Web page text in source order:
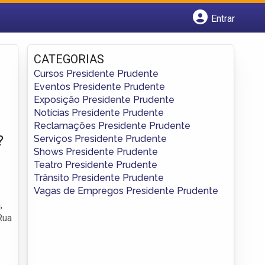
Entrar
Fazer login
Criar conta
CATEGORIAS
Cursos Presidente Prudente
Eventos Presidente Prudente
Exposição Presidente Prudente
Notícias Presidente Prudente
Reclamações Presidente Prudente
Serviços Presidente Prudente
Shows Presidente Prudente
Teatro Presidente Prudente
Trânsito Presidente Prudente
Vagas de Empregos Presidente Prudente